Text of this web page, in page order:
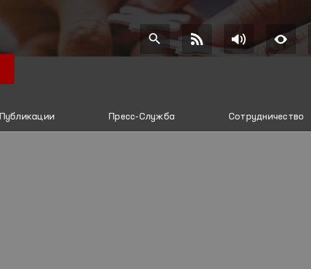
Публикации Пресс-Служба Сотрудничество